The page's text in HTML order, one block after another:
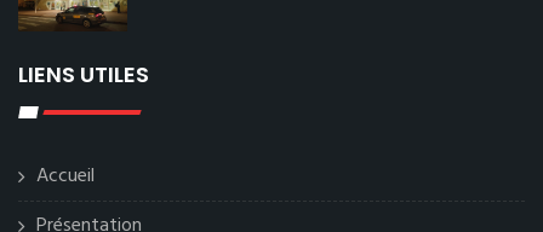
LIENS UTILES
Accueil